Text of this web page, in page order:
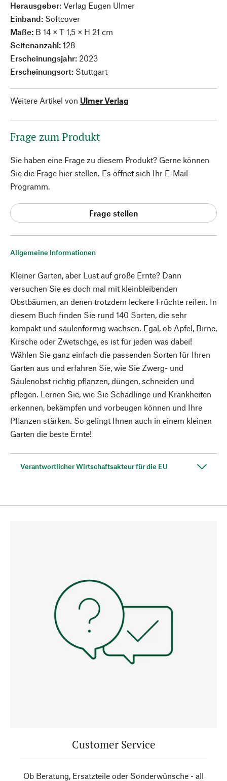
Allgemeine Informationen
Kleiner Garten, aber Lust auf große Ernte? Dann
versuchen Sie es doch mal mit kleinbleibenden
Obstbäumen, an denen trotzdem leckere Früchte reifen. In
diesem Buch finden Sie rund 140 Sorten, die sehr
kompakt und säulenförmig wachsen. Egal, ob Apfel, Birne,
Kirsche oder Zwetschge, es ist für jeden was dabei!
Wählen Sie ganz einfach die passenden Sorten für Ihren
Garten aus und erfahren Sie, wie Sie Zwerg- und
Säulenobst richtig pflanzen, düngen, schneiden und
pflegen. Lernen Sie, wie Sie Schädlinge und Krankheiten
erkennen, bekämpfen und vorbeugen können und Ihre
Pflanzen stärken. So gelingt Ihnen auch in einem kleinen
Garten die beste Ernte!
Verantwortlicher Wirtschaftsakteur für die EU
Herausgeber: Verlag Eugen Ulmer
Einband: Softcover
Maße: B 14 × T 1,5 × H 21 cm
Seitenanzahl: 128
Erscheinungsjahr: 2023
Erscheinungsort: Stuttgart
Weitere Artikel von Ulmer Verlag
Frage zum Produkt
Sie haben eine Frage zu diesem Produkt? Gerne können
Sie die Frage hier stellen. Es öffnet sich Ihr E-Mail-
Programm.
Frage stellen
Customer Service
Ob Beratung, Ersatzteile oder Sonderwünsche - all